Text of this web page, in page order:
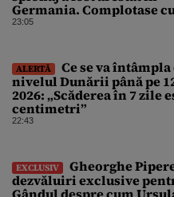
Germania. Complotase
ucrainean ca să asasineze
23:05
ALERTĂ
Ce se va întâmpla
nivelul Dunării până pe
2026: „Scăderea în 7 zile
centimetri”
22:43
EXCLUSIV
Gheorghe
dezvăluiri exclusive